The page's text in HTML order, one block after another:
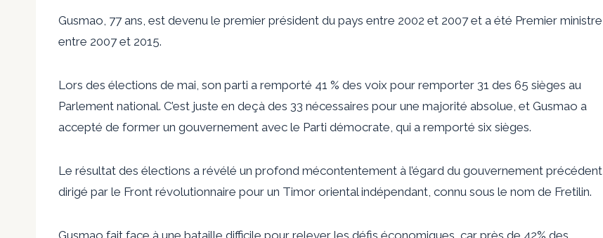
Gusmao, 77 ans, est devenu le premier président du pays entre 2002 et 2007 et a été Premier ministre
entre 2007 et 2015.
Lors des élections de mai, son parti a remporté 41 % des voix pour remporter 31 des 65 sièges au
Parlement national. C’est juste en deçà des 33 nécessaires pour une majorité absolue, et Gusmao a
accepté de former un gouvernement avec le Parti démocrate, qui a remporté six sièges.
Le résultat des élections a révélé un profond mécontentement à l’égard du gouvernement précédent,
dirigé par le Front révolutionnaire pour un Timor oriental indépendant, connu sous le nom de Fretilin.
Gusmao fait face à une bataille difficile pour relever les défis économiques, car près de 42% des